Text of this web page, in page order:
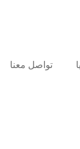
تواصل معنا